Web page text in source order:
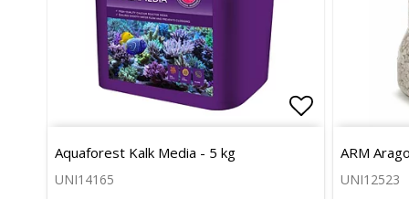
Lägg till i
Aquaforest Kalk Media - 5 kg
UNI14165
ARM
UNI12523